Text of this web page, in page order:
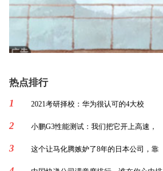
热点排行
1
2021考研择校：华为很认可的4大校
2 小鹏G3性能测试：我们把它开上高速，
3 这个让马化腾嫉妒了8年的日本公司，靠